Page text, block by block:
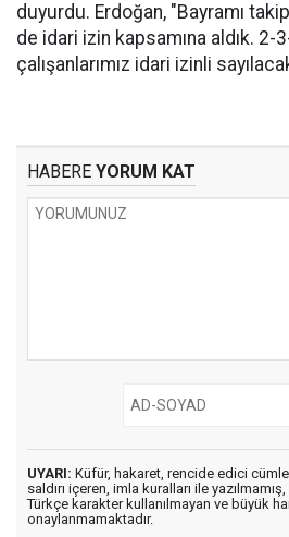
duyurdu. Erdoğan, "Bayramı
de idari izin kapsamına aldık.
çalışanlarımız idari izinli
HABERE YORUM KAT
UYARI: Küfür, hakaret, rencide edici
saldırı içeren, imla kuralları ile yazılmamış,
Türkçe karakter kullanılmayan ve büyük
onaylanmamaktadır.